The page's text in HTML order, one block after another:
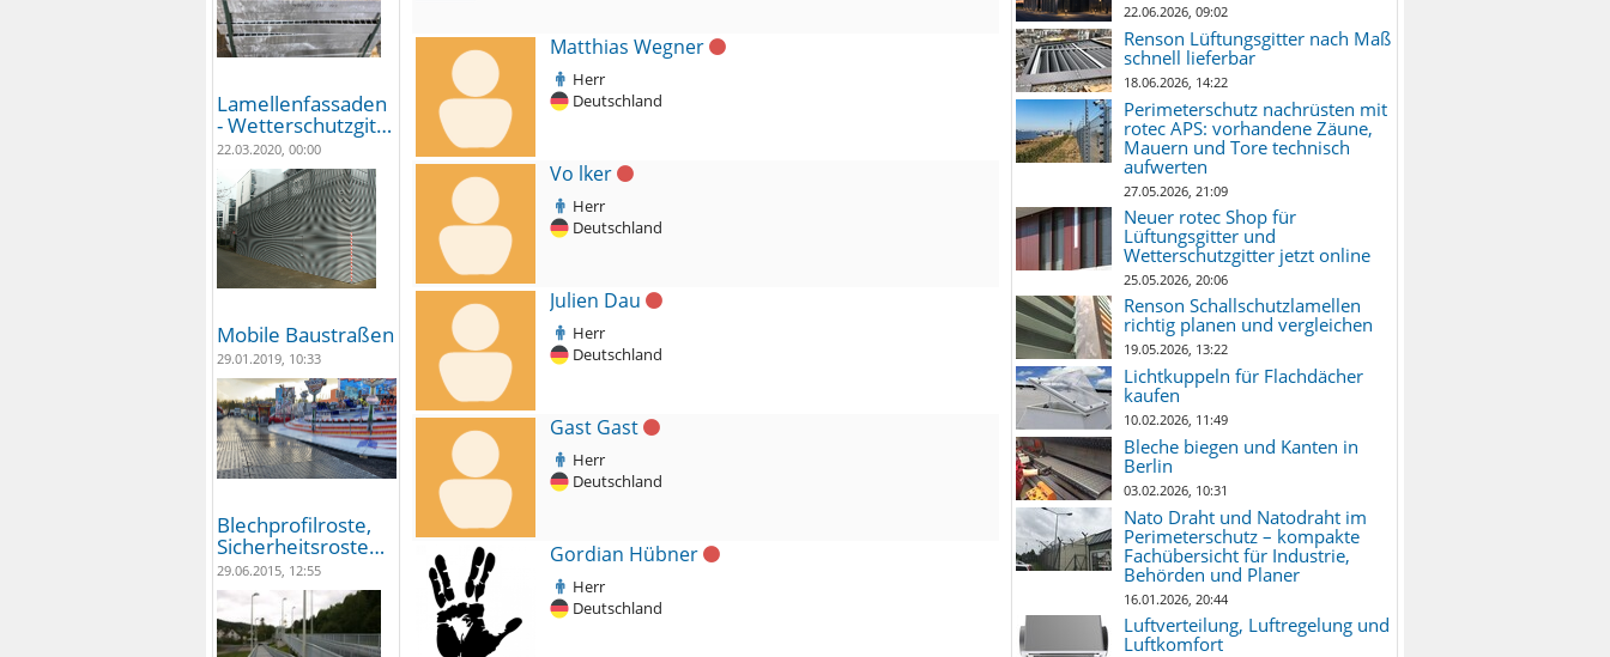
Lamellenfassaden
- Wetterschutzgit…
22.03.2020, 00:00
Mobile Baustraßen
29.01.2019, 10:33
Blechprofilroste,
Sicherheitsroste…
29.06.2015, 12:55
Matthias Wegner
Herr
Deutschland
Vo lker
Herr
Deutschland
Julien Dau
Herr
Deutschland
Gast Gast
Herr
Deutschland
Gordian Hübner
Herr
Deutschland
22.06.2026, 09:02
Renson Lüftungsgitter nach Maß
schnell lieferbar
18.06.2026, 14:22
Perimeterschutz nachrüsten mit
rotec APS: vorhandene Zäune,
Mauern und Tore technisch
aufwerten
27.05.2026, 21:09
Neuer rotec Shop für
Lüftungsgitter und
Wetterschutzgitter jetzt online
25.05.2026, 20:06
Renson Schallschutzlamellen
richtig planen und vergleichen
19.05.2026, 13:22
Lichtkuppeln für Flachdächer
kaufen
10.02.2026, 11:49
Bleche biegen und Kanten in
Berlin
03.02.2026, 10:31
Nato Draht und Natodraht im
Perimeterschutz – kompakte
Fachübersicht für Industrie,
Behörden und Planer
16.01.2026, 20:44
Luftverteilung, Luftregelung und
Luftkomfort